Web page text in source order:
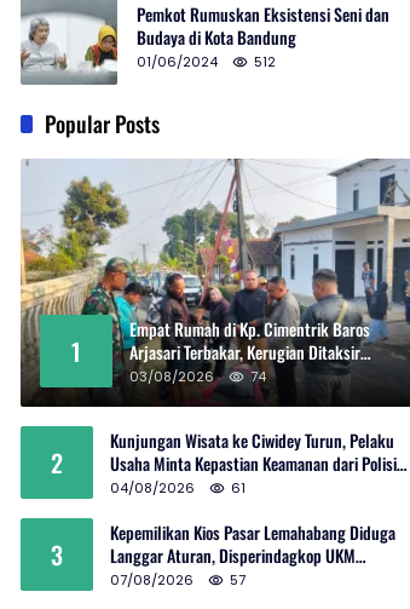
Pemkot Rumuskan Eksistensi Seni dan
Budaya di Kota Bandung
01/06/2024 512
Popular Posts
1
Empat Rumah di Kp. Cimentrik Baros
Arjasari Terbakar, Kerugian Ditaksir
Rp600 Juta
03/08/2026 74
2
Kunjungan Wisata ke Ciwidey Turun, Pelaku
Usaha Minta Kepastian Keamanan dari Polisi
dan Pemprov Jabar
04/08/2026 61
3
Kepemilikan Kios Pasar Lemahabang Diduga
Langgar Aturan, Disperindagkop UKM
Terkesan Lepas Tangan?
07/08/2026 57